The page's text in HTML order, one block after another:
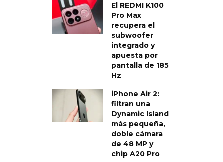
El REDMI K100
Pro Max
recupera el
subwoofer
integrado y
apuesta por
pantalla de 185
Hz
iPhone Air 2:
filtran una
Dynamic Island
más pequeña,
doble cámara
de 48 MP y
chip A20 Pro